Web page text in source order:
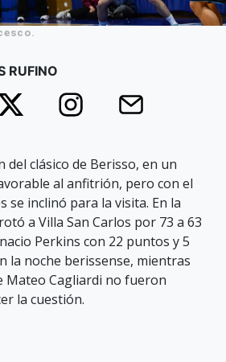
RUFINO
del clásico de Berisso, en un
al anfitrión, pero con el
se inclinó para la visita. En la
a Villa San Carlos por 73 a 63
Perkins con 22 puntos y 5
la noche berissense, mientras
Mateo Cagliardi no fueron
la cuestión.